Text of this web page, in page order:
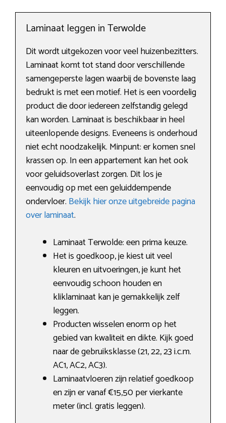
Laminaat leggen in Terwolde
Dit wordt uitgekozen voor veel huizenbezitters.
Laminaat komt tot stand door verschillende
samengeperste lagen waarbij de bovenste laag
bedrukt is met een motief. Het is een voordelig
product die door iedereen zelfstandig gelegd
kan worden. Laminaat is beschikbaar in heel
uiteenlopende designs. Eveneens is onderhoud
niet echt noodzakelijk. Minpunt: er komen snel
krassen op. In een appartement kan het ook
voor geluidsoverlast zorgen. Dit los je
eenvoudig op met een geluiddempende
ondervloer. Bekijk hier onze uitgebreide pagina
over laminaat.
Laminaat Terwolde: een prima keuze.
Het is goedkoop, je kiest uit veel
kleuren en uitvoeringen, je kunt het
eenvoudig schoon houden en
kliklaminaat kan je gemakkelijk zelf
leggen.
Producten wisselen enorm op het
gebied van kwaliteit en dikte. Kijk goed
naar de gebruiksklasse (21, 22, 23 i.c.m.
AC1, AC2, AC3).
Laminaatvloeren zijn relatief goedkoop
en zijn er vanaf €15,50 per vierkante
meter (incl. gratis leggen).